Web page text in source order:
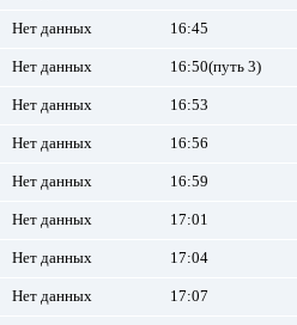
Нет данных 16:45
Нет данных 16:50(путь 3)
Нет данных 16:53
Нет данных 16:56
Нет данных 16:59
Нет данных 17:01
Нет данных 17:04
Нет данных 17:07